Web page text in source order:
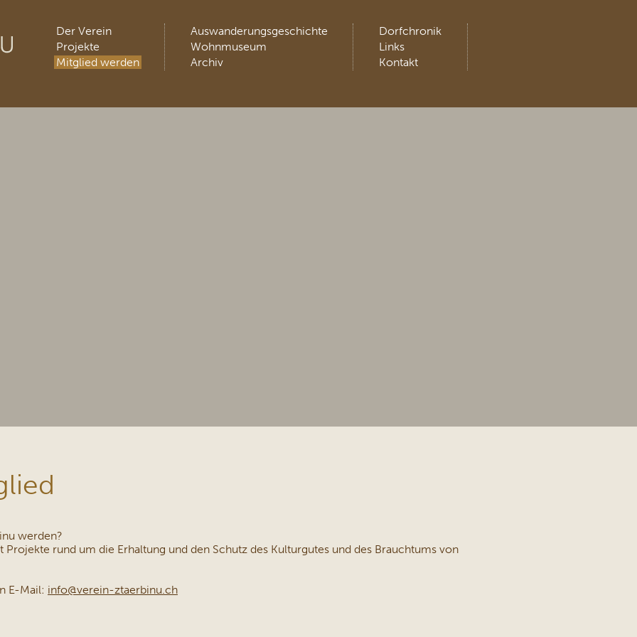
Der Verein
Projekte
Mitglied werden
Auswanderungsgeschichte
Wohnmuseum
Archiv
Dorfchronik
Links
Kontakt
werden?
rund um die Erhaltung und den Schutz des Kulturgutes und des Brauchtums von
E-Mail: info@verein-ztaerbinu.ch